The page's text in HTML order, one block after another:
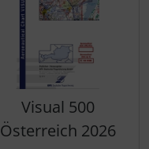
Visual 500
Österreich 2026